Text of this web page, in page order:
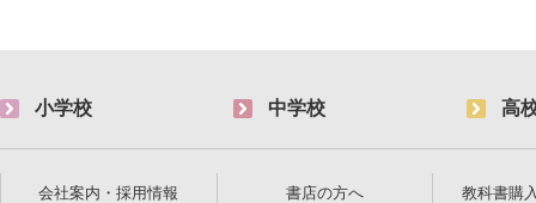
小学校 中学校 高
会社案内・採用情報 書店の方へ 教科書購